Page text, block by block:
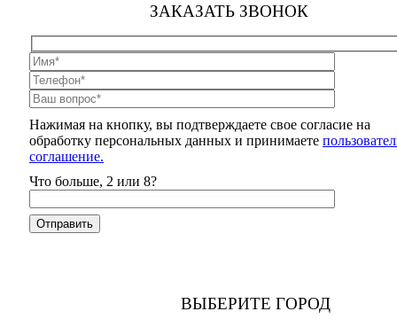
ЗАКАЗАТЬ ЗВОНОК
Нажимая на кнопку, вы подтверждаете свое согласие на
обработку персональных данных и принимаете
соглашение.
Что больше, 2 или 8?
ВЫБЕРИТЕ ГОРОД